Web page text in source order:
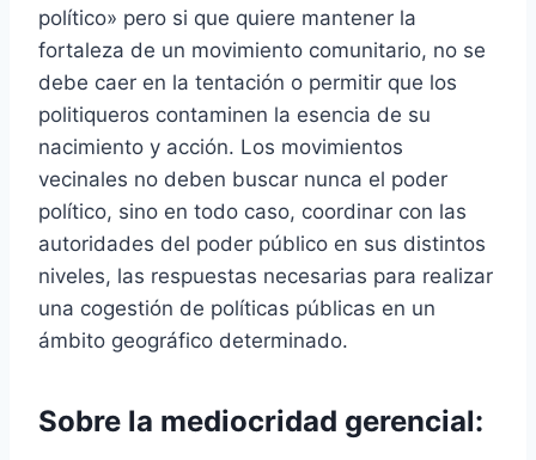
político» pero si que quiere mantener la
fortaleza de un movimiento comunitario, no se
debe caer en la tentación o permitir que los
politiqueros contaminen la esencia de su
nacimiento y acción. Los movimientos
vecinales no deben buscar nunca el poder
político, sino en todo caso, coordinar con las
autoridades del poder público en sus distintos
niveles, las respuestas necesarias para realizar
una cogestión de políticas públicas en un
ámbito geográfico determinado.
Sobre la mediocridad gerencial: